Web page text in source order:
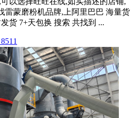
雷蒙磨粉机品牌,上阿里巴巴 海量货
货 7+天包换 搜索 共找到 ...